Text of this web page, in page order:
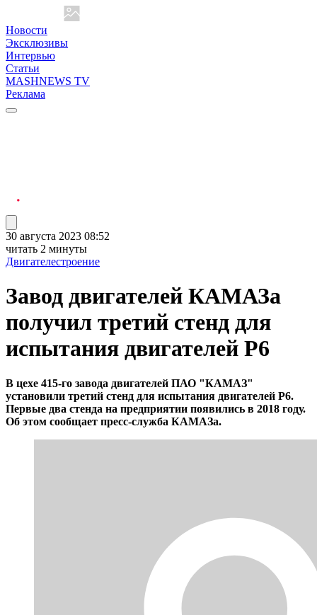
Новости
Эксклюзивы
Интервью
Статьи
MASHNEWS TV
Реклама
30 августа 2023 08:52
читать 2 минуты
Двигателестроение
Завод двигателей КАМАЗа
получил третий стенд для
испытания двигателей Р6
В цехе 415-го завода двигателей ПАО "КАМАЗ"
установили третий стенд для испытания двигателей Р6.
Первые два стенда на предприятии появились в 2018 году.
Об этом сообщает пресс-служба КАМАЗа.